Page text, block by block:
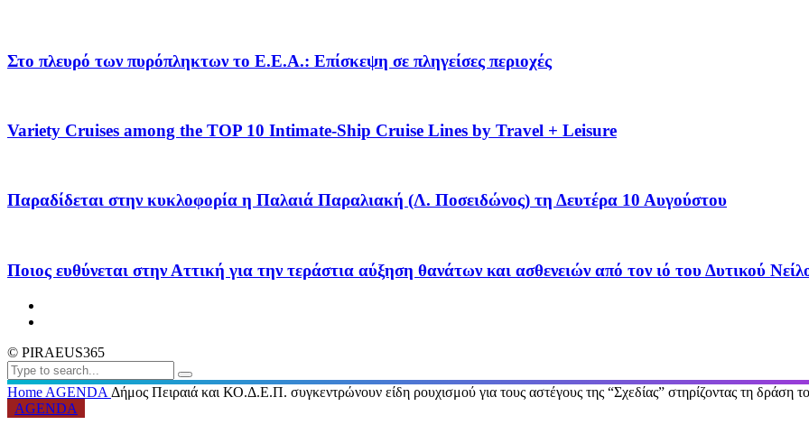
Στο πλευρό των πυρόπληκτων το Ε.Ε.Α.: Επίσκεψη σε πληγείσες περιοχές
Variety Cruises among the TOP 10 Intimate-Ship Cruise Lines by Travel + Leisure
Παραδίδεται στην κυκλοφορία η Παλαιά Παραλιακή (Λ. Ποσειδώνος) τη Δευτέρα 10 Αυγούστου
Ποιος ευθύνεται στην Αττική για την τεράστια αύξηση θανάτων και ασθενειών από τον ιό του Δυτικού
© PIRAEUS365
Home AGENDA Δήμος Πειραιά και ΚΟ.Δ.Ε.Π. συγκεντρώνουν είδη ρουχισμού για τους αστέγους της “Σχεδίας” στηρίζοντας τη δράση
AGENDA